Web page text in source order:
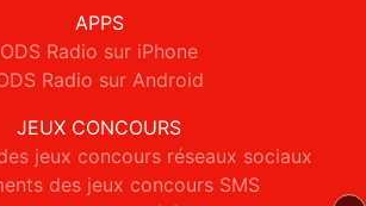
APPS
ODS Radio sur iPhone
Radio sur Android
JEUX CONCOURS
jeux concours réseaux sociaux
des jeux concours SMS